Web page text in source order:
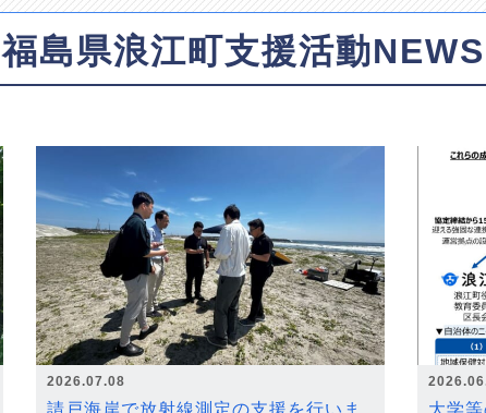
福島県浪江町支援活動NEWS
2026.07.08
請戸海岸で放射線測定の支援を行いま
大学